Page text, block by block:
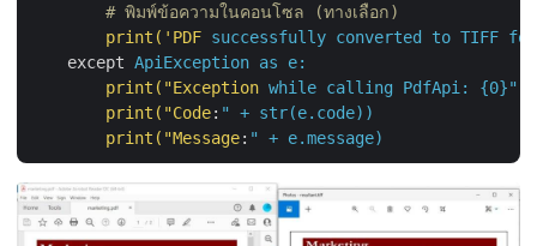
        # พิมพ์ข้อความในคอนโซล (ทางเลือก)
print('PDF successfully converted to
except ApiException as e:
print("Exception while calling PdfApi:
print("Code: " + str(e.code))
print("Message: " + e.message)